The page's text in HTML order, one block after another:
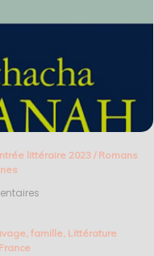
littéraire 2023 / Romans
délavée
,famille Littérature